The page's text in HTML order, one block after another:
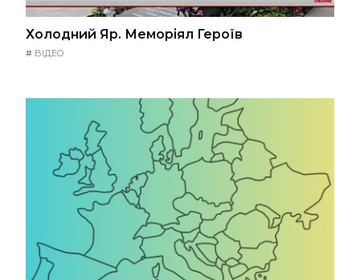
Холодний Яр. Меморіял Героїв
# ВІДЕО